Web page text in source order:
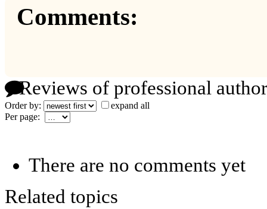
Comments:
Reviews of professional
Order by:
expand all
Per page:
There are no comments yet
Related topics